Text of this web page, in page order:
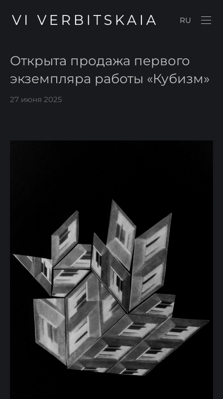
RU
Открыта продажа первого
экземпляра работы «Кубизм»
27 июня 2025